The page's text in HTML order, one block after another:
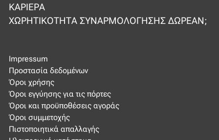
ΚΑΡΙΈΡΑ
ΧΩΡΗΤΙΚΌΤΗΤΑ ΣΥΝΑΡΜΟΛΌΓΗΣΗΣ ΔΩΡΕΆΝ;
Impressum
Προστασία δεδομένων
Όροι χρήσης
Όροι εγγύησης για τις πόρτες
Όροι και προϋποθέσεις αγοράς
Όροι συμμετοχής
Πιστοποιητικά απαλλαγής